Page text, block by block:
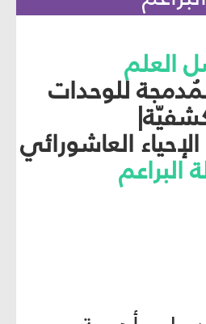
العلم
للوحدات
العاشورائي
البراعم